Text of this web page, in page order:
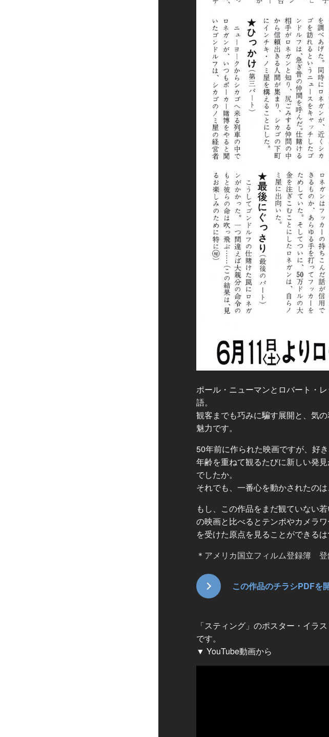
ポール・ニューマンとロバート・
語。
観客までも巧みに騙す展開と、気
魅力です。
50年前に作られた映画ですが、好
年齢を重ねて観るたびに新しい発
でしたか。
それでも、一番心を動かされたの
もし、この作品をまだ観ていない
の映画と比べるとテンポやカメラ
を受けた原点を見ることができるは
＊ アメリカ国立フィルム登録簿 登
この作品のチラシPDFを
「スティング」のポスター・イラ
です。
▼ YouTube動画から